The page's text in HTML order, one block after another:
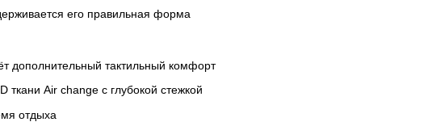
его правильная форма
дополнительный тактильный комфорт
Air change с глубокой стежкой
отдыха